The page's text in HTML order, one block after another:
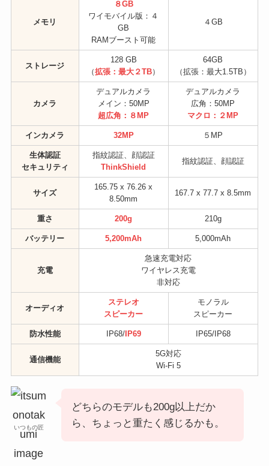
メモリ
８GB
ワイモバイル版：４
GB
RAMブースト可能
４GB
ストレージ
128 GB
（拡張：最大２TB）
64GB
（拡張：最大1.5TB）
カメラ
デュアルカメラ
メイン：50MP
超広角：８MP
デュアルカメラ
広角：50MP
マクロ：２MP
インカメラ 32MP ５MP
生体認証
セキュリティ
指紋認証、顔認証
ThinkShield
指紋認証、顔認証
サイズ
165.75 x 76.26 x
8.50mm
167.7 x 77.7 x 8.5mm
重さ 200g 210g
バッテリー 5,200mAh 5,000mAh
充電
急速充電対応
ワイヤレス充電
非対応
オーディオ
ステレオ
スピーカー
モノラル
スピーカー
防水性能 IP68/IP69 IP65/IP68
通信機能
5G対応
Wi-Fi 5
いつもの匠
どちらのモデルも200g以上だか
ら、ちょっと重たく感じるかも。